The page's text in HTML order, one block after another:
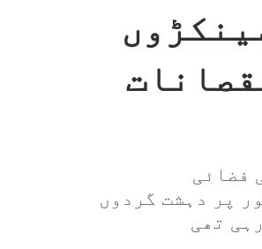
کو بھی فضائی
پر دہشت گردوں
تھی